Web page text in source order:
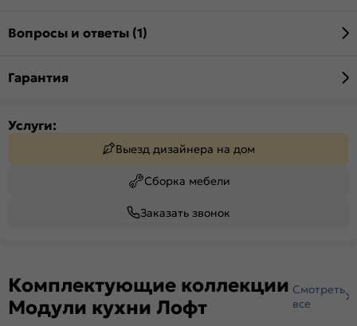
Вопросы и ответы (1)
Гарантия
Услуги:
Выезд дизайнера на дом
Сборка мебели
Заказать звонок
Комплектующие коллекции
Модули кухни Лофт
Смотреть
все